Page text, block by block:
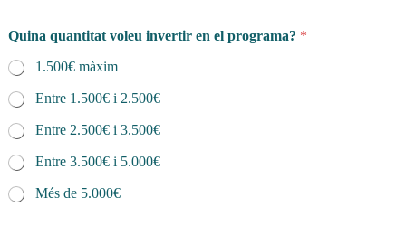
Quina quantitat voleu invertir en el programa? *
1.500€ màxim
Entre 1.500€ i 2.500€
Entre 2.500€ i 3.500€
Entre 3.500€ i 5.000€
Més de 5.000€